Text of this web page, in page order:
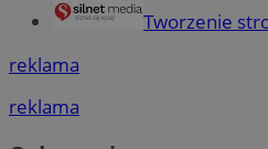
Tworzenie
reklama
reklama